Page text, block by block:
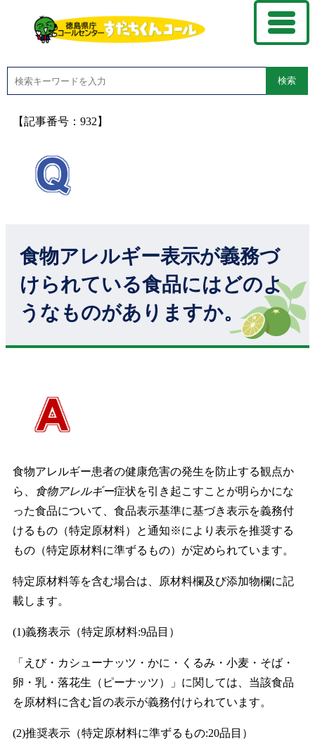
検索
【記事番号：932】
食物アレルギー表示が義務づ
けられている食品にはどのよ
うなものがありますか。
食物アレルギー患者の健康危害の発生を防止する観点か
ら、
食物アレルギー症状を引き起こすことが明らかにな
った食品について、食品表示基準に基づき表示を義務付
けるもの（特定原材料）と通知※により表示を推奨する
もの（特定原材料に準ずるもの）が定められています。
特定原材料等を含む場合は、原材料欄及び添加物欄に記
載します。
(1)義務表示（特定原材料:9品目）
「えび・カシューナッツ・かに・くるみ・小麦・そば・
卵・乳・落花生（ピーナッツ）」に関しては、当該食品
を原材料に含む旨の表示が義務付けられています。
(2)推奨表示（特定原材料に準ずるもの:20品目）